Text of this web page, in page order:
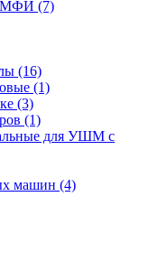
МФИ (7)
(16)
(1)
(3)
(1)
для УШМ с
машин (4)